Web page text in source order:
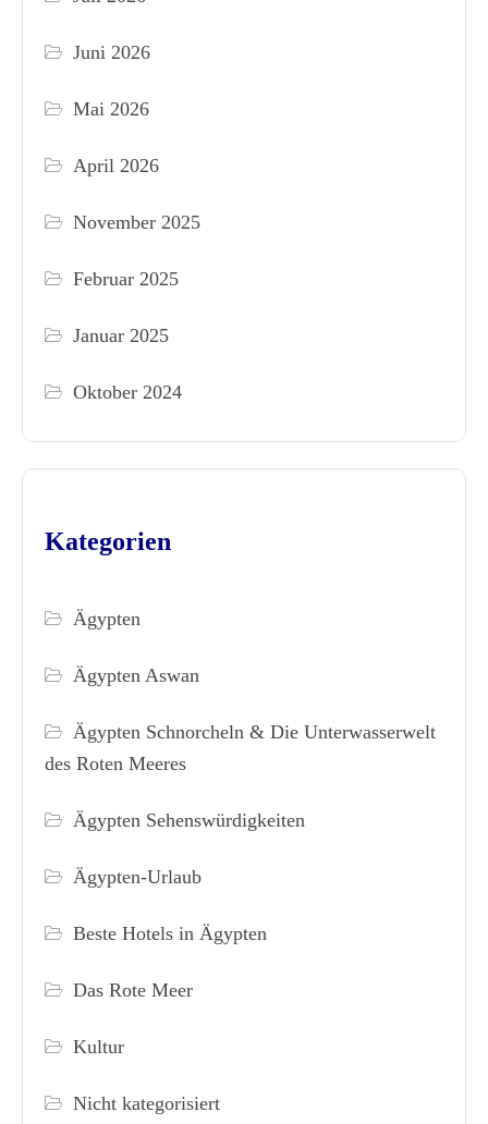
Juni 2026
Mai 2026
April 2026
November 2025
Februar 2025
Januar 2025
Oktober 2024
Kategorien
Ägypten
Ägypten Aswan
Ägypten Schnorcheln & Die Unterwasserwelt
des Roten Meeres
Ägypten Sehenswürdigkeiten
Ägypten-Urlaub
Beste Hotels in Ägypten
Das Rote Meer
Kultur
Nicht kategorisiert